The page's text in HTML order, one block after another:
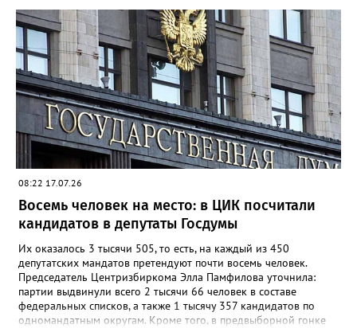
08:22 17.07.26
Восемь человек на место: в ЦИК посчитали
кандидатов в депутаты Госдумы
Их оказалось 3 тысячи 505, то есть, на каждый из 450
депутатских мандатов претендуют почти восемь человек.
Председатель Центризбиркома Элла Памфилова уточнила:
партии выдвинули всего 2 тысячи 66 человек в составе
федеральных списков, а также 1 тысячу 357 кандидатов по
одномандатным округам. Кроме того, в предвыборной гонке